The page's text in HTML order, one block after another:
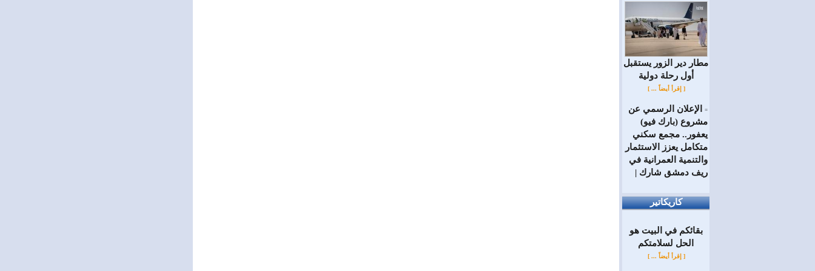
مطار دير الزور يستقبل
أول رحلة دولية
[ إقرأ أيضاً ... ]
=
الإعلان الرسمي عن
مشروع (بارك فيو)
يعفور.. مجمع سكني
متكامل يعزز الاستثمار
والتنمية العمرانية في
ريف دمشق شارك |
كاريكاتير
بقائكم في البيت هو
الحل لسلامتكم
[ إقرأ أيضاً ... ]